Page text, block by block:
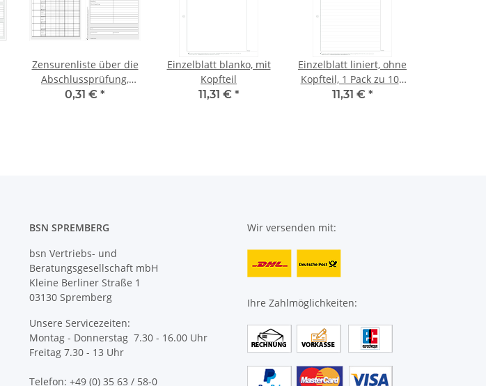
Zensurenliste über die
Abschlussprüfung,
Realschulabschluss,
0,31 € *
Einzelblatt blanko, mit
Kopfteil
11,31 € *
Einzelblatt liniert, ohne
Kopfteil, 1 Pack zu 100
Blatt
11,31 € *
BSN SPREMBERG
bsn Vertriebs- und
Beratungsgesellschaft mbH
Kleine Berliner Straße 1
03130 Spremberg
Unsere Servicezeiten:
Montag - Donnerstag 7.30 - 16.00 Uhr
Freitag 7.30 - 13 Uhr
Telefon: +49 (0) 35 63 / 58-0
Wir versenden mit:
Ihre Zahlmöglichkeiten: